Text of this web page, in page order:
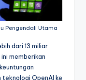
Pengendali Utama
dari 13 miliar
memberikan
OpenAI ke